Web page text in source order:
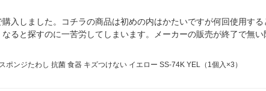
入しました。コチラの商品は初めの内はかたいですが何回使用す
ると探すのに一苦労してしまいます。メーカーの販売が終了で無
ンジたわし 抗菌 食器 キズつけない イエロー SS-74K YEL（1個入×3）